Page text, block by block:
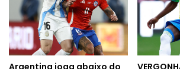
Argentina joga abaixo do